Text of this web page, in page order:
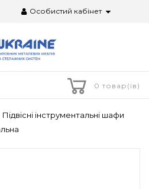
Особистий кабінет
0 товар(ів)
Підвісні інструментальні шафи